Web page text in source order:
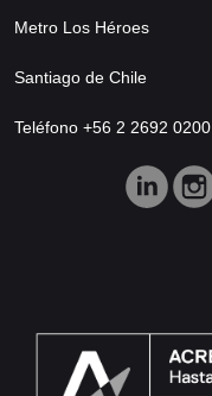
Metro Los Héroes
Santiago de Chile
Teléfono +56 2 2692 0200